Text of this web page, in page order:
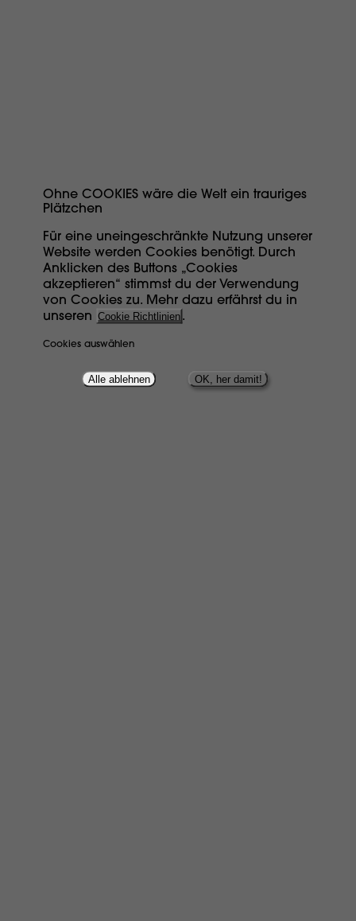
150 ml
€ 19,30
Ohne COOKIES wäre die Welt ein trauriges
Plätzchen
Für eine uneingeschränkte Nutzung unserer
Website werden Cookies benötigt. Durch
Anklicken des Buttons „Cookies
akzeptieren“ stimmst du der Verwendung
von Cookies zu. Mehr dazu erfährst du in
unseren Cookie Richtlinien .
Cookies auswählen
Alle ablehnen OK, her damit!